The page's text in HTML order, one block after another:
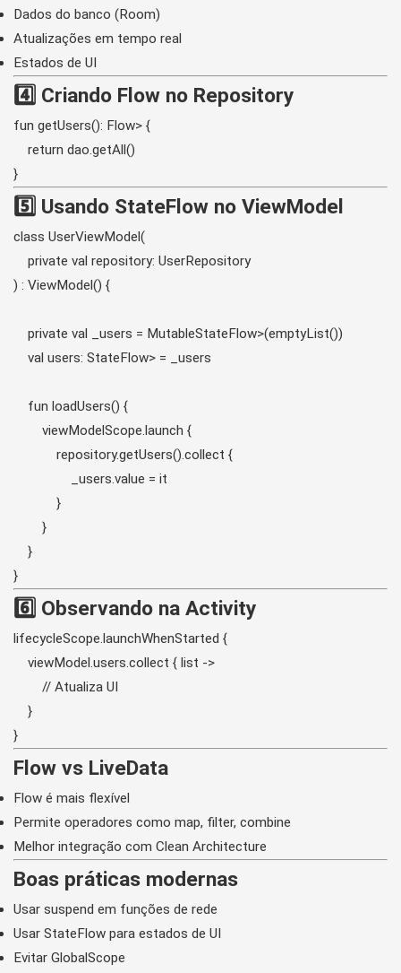
Dados do banco (Room)
Atualizações em tempo real
Estados de UI
4️⃣ Criando Flow no Repository
fun getUsers(): Flow> {
    return dao.getAll()
}
5️⃣ Usando StateFlow no ViewModel
class UserViewModel(
    private val repository: UserRepository
) : ViewModel() {
    private val _users = MutableStateFlow
>(emptyList())
    val users: StateFlow
> = _users
    fun loadUsers() {
        viewModelScope.launch {
            repository.getUsers().collect {
                _users.value = it
            }
        }
    }
}
6️⃣ Observando na Activity
lifecycleScope.launchWhenStarted {
    viewModel.users.collect { list ->
        // Atualiza UI
    }
}
Flow vs LiveData
Flow é mais flexível
Permite operadores como map, filter, combine
Melhor integração com Clean Architecture
Boas práticas modernas
Usar suspend em funções de rede
Usar StateFlow para estados de UI
Evitar GlobalScope